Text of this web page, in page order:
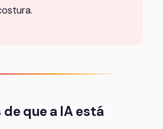
que a IA está